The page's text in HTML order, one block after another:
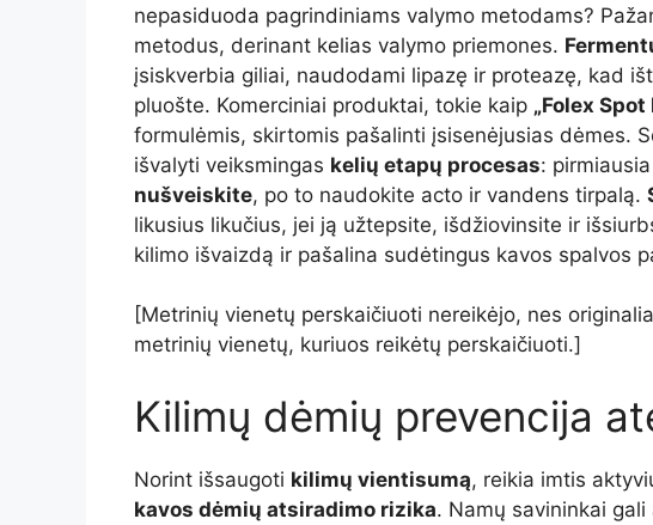
nepasiduoda pagrindiniams valymo metodams?
metodus, derinant kelias valymo priemones.
įsiskverbia giliai, naudodami lipazę ir proteazę, kad
pluošte. Komerciniai produktai, tokie kaip „Folex Spot
formulėmis, skirtomis pašalinti įsisenėjusias dėmes.
išvalyti veiksmingas kelių etapų procesas:
nušveiskite, po to naudokite acto ir vandens tirpalą.
likusius likučius, jei ją užtepsite, išdžiovinsite ir
kilimo išvaizdą ir pašalina sudėtingus kavos spalvos
[Metrinių vienetų perskaičiuoti nereikėjo, nes
metrinių vienetų, kuriuos reikėtų perskaičiuoti.]
Kilimų dėmių prevencija
Norint išsaugoti kilimų vientisumą, reikia imtis
kavos dėmių atsiradimo rizika. Namų savininkai